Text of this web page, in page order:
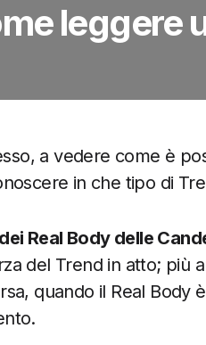
leggere
a vedere come è
in che tipo di
Real Body delle
del Trend in atto; più
quando il Real Body